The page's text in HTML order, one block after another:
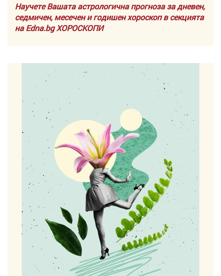
Научете Вашата астрологична прогноза за дневен,
седмичен, месечен и годишен хороскоп в секцията
на Edna.bg ХОРОСКОПИ